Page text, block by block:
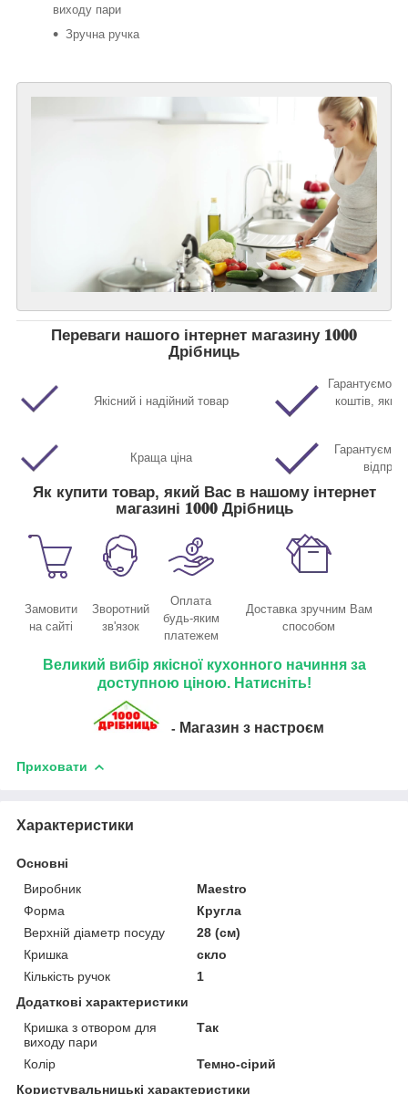
виходу пари
Зручна ручка
Переваги нашого інтернет магазину 𝟏𝟎𝟎𝟎
Дрібниць
Якісний і надійний товар
Гарантуємо
коштів,
Краща ціна
Гарантуємо
Як купити товар, який Вас в нашому інтернет
магазині 𝟏𝟎𝟎𝟎 Дрібниць
Замовити
на сайті
Зворотний
зв'язок
Оплата
будь-яким
платежем
Доставка зручним Вам
способом
Великий вибір якісної кухонного начиння за
доступною ціною. Натисніть!
- Магазин з настроєм
Приховати
Характеристики
Основні
Виробник
Maestro
Форма
Кругла
Верхній діаметр посуду
28 (см)
Кришка
скло
Кількість ручок
1
Додаткові характеристики
Кришка з отвором для
виходу пари
Так
Колір
Темно-сірий
Користувальницькі характеристики